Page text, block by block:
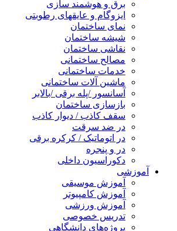
برق و هوشمند سازی
ایزوگام و عایقهای رطوبتی
نمای ساختمان
شیشه ساختمان
نقاشی ساختمان
مصالح ساختمانی
خدمات ساختمانی
ماشین آلات ساختمانی
آسانسور /پله برقی /بالابر
بازسازی ساختمان
سقف کاذب / دیوار کاذب
در ضد سرقت
در اتوماتیک / کرکره برقی
در و پنجره
دکوراسیون داخلی
آموزشی
آموزش موسیقی
آموزش کامپیوتر
آموزش ورزشی
تدریس خصوصی
پروژه‌های دانشگاهی